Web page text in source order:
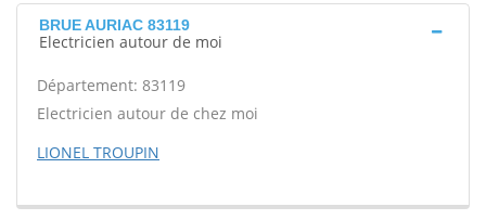
BRUE AURIAC 83119
Electricien autour de moi
Département: 83119
Electricien autour de chez moi
LIONEL TROUPIN